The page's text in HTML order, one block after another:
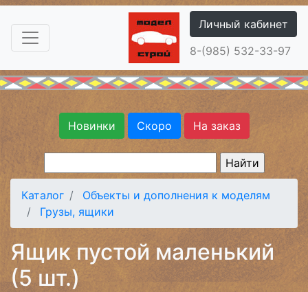
Личный кабинет
8-(985) 532-33-97
Новинки Скоро На заказ
Каталог
Объекты и дополнения к моделям
Грузы, ящики
Ящик пустой маленький
(5 шт.)